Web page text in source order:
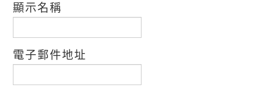
顯示名稱
電子郵件地址